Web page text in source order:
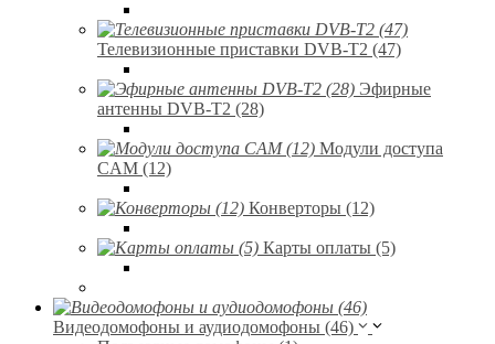
Телевизионные приставки DVB-T2 (47)
Эфирные
антенны DVB-T2 (28)
Модули доступа
CAM (12)
Конверторы (12)
Карты оплаты (5)
Видеодомофоны и аудиодомофоны (46)